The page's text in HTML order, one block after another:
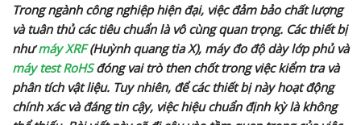
Trong ngành công nghiệp hiện đại, việc đảm bảo chất lượng
và tuân thủ các tiêu chuẩn là vô cùng quan trọng. Các thiết bị
nhưmáy XRF(Huỳnh quang tia X), máy đo độ dày lớp phủ và
máy test RoHSđóng vai trò then chốt trong việc kiểm tra và
phân tích vật liệu. Tuy nhiên, để các thiết bị này hoạt động
chính xác và đáng tin cậy, việc hiệu chuẩn định kỳ là không